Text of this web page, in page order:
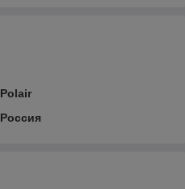
Polair
Россия